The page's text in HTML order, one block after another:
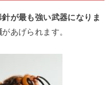
針が最も強い武器になりま
があげられます。